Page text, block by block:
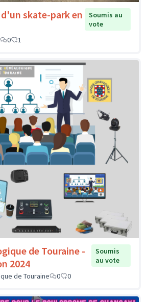
skate-park en
Soumis au
vote
0 1
de Touraine -
2024
Soumis
au vote
de Touraine
0 0